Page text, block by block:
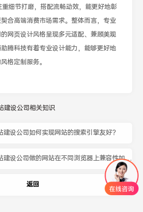
重细节打磨，搭配流畅动效，能更好地彰
合高端消费市场需求。整体而言，专业
网页设计风格呈现多元适配、兼顾美观
腾科技有着专业设计能力，能够更好地
格定制服务。
建设公司相关知识
建设公司如何实现网站的搜索引擎友好？
建设公司做的网站在不同浏览器上兼容性如
返回